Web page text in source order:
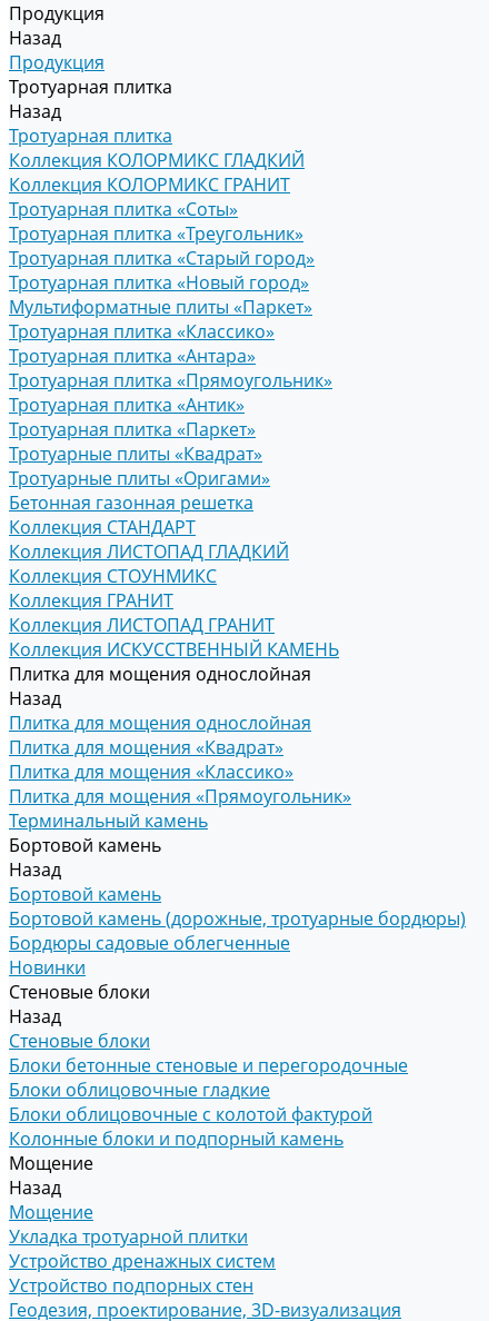
Продукция
Назад
Продукция
Тротуарная плитка
Назад
Тротуарная плитка
Коллекция КОЛОРМИКС ГЛАДКИЙ
Коллекция КОЛОРМИКС ГРАНИТ
Тротуарная плитка «Соты»
Тротуарная плитка «Треугольник»
Тротуарная плитка «Старый город»
Тротуарная плитка «Новый город»
Мультиформатные плиты «Паркет»
Тротуарная плитка «Классико»
Тротуарная плитка «Антара»
Тротуарная плитка «Прямоугольник»
Тротуарная плитка «Антик»
Тротуарная плитка «Паркет»
Тротуарные плиты «Квадрат»
Тротуарные плиты «Оригами»
Бетонная газонная решетка
Коллекция СТАНДАРТ
Коллекция ЛИСТОПАД ГЛАДКИЙ
Коллекция СТОУНМИКС
Коллекция ГРАНИТ
Коллекция ЛИСТОПАД ГРАНИТ
Коллекция ИСКУССТВЕННЫЙ КАМЕНЬ
Плитка для мощения однослойная
Назад
Плитка для мощения однослойная
Плитка для мощения «Квадрат»
Плитка для мощения «Классико»
Плитка для мощения «Прямоугольник»
Терминальный камень
Бортовой камень
Назад
Бортовой камень
Бортовой камень (дорожные, тротуарные бордюры)
Бордюры садовые облегченные
Новинки
Стеновые блоки
Назад
Стеновые блоки
Блоки бетонные стеновые и перегородочные
Блоки облицовочные гладкие
Блоки облицовочные с колотой фактурой
Колонные блоки и подпорный камень
Мощение
Назад
Мощение
Укладка тротуарной плитки
Устройство дренажных систем
Устройство подпорных стен
Геодезия, проектирование, 3D-визуализация